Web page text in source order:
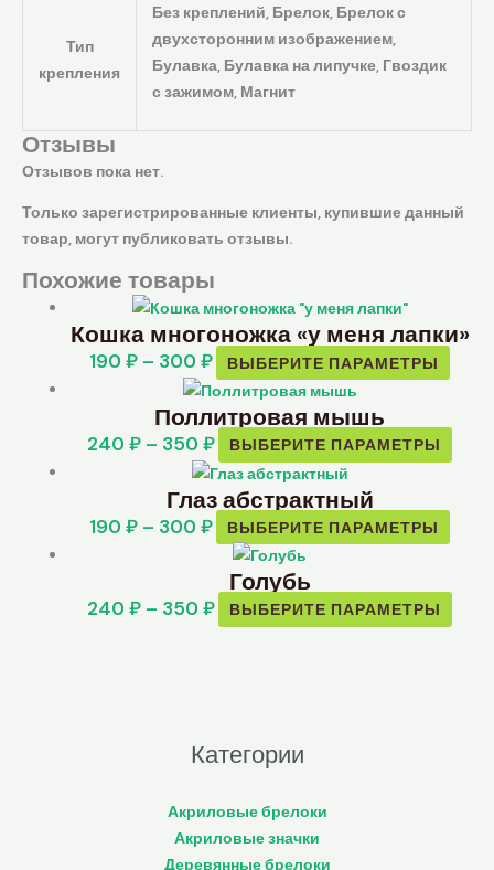
Тип
крепления
Без креплений, Брелок, Брелок с
двухсторонним изображением,
Булавка, Булавка на липучке, Гвоздик
с зажимом, Магнит
Отзывы
Отзывов пока нет.
Только зарегистрированные клиенты, купившие данный
товар, могут публиковать отзывы.
Похожие товары
Кошка многоножка «у меня лапки»
190 ₽ – 300 ₽ ВЫБЕРИТЕ ПАРАМЕТРЫ
Поллитровая мышь
240 ₽ – 350 ₽ ВЫБЕРИТЕ ПАРАМЕТРЫ
Глаз абстрактный
190 ₽ – 300 ₽ ВЫБЕРИТЕ ПАРАМЕТРЫ
Голубь
240 ₽ – 350 ₽ ВЫБЕРИТЕ ПАРАМЕТРЫ
Категории
Акриловые брелоки
Акриловые значки
Деревянные брелоки